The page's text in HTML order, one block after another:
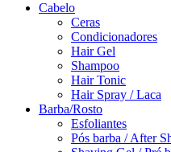
Cabelo
Ceras
Condicionadores
Hair Gel
Shampoo
Hair Tonic
Hair Spray / Laca
Barba/Rosto
Esfoliantes
Pós barba / After